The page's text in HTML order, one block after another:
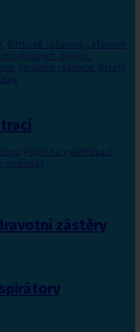
, Nitrilové rukavice, Latexové
rukavic,
, Vinylové rukavice, Držáky
, Papír na vyšetřovací
podložky
zástěry